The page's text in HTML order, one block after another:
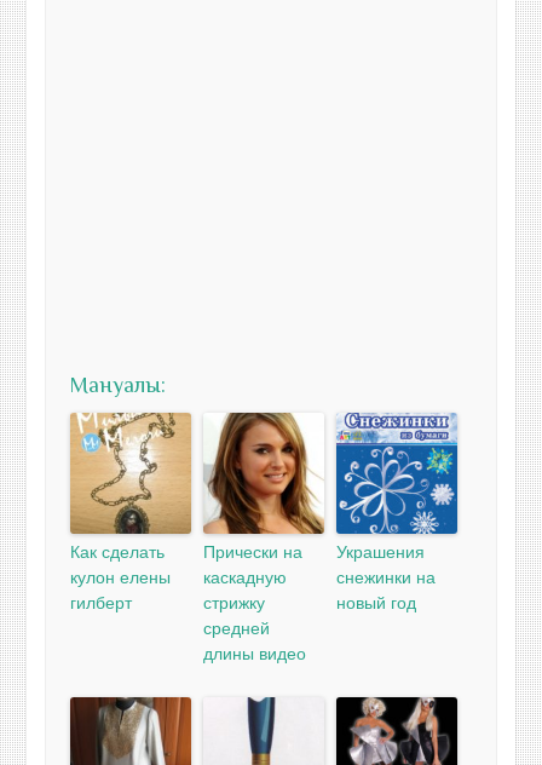
Мануалы:
Как сделать
кулон елены
гилберт
Прически на
каскадную
стрижку
средней
длины видео
Украшения
снежинки на
новый год